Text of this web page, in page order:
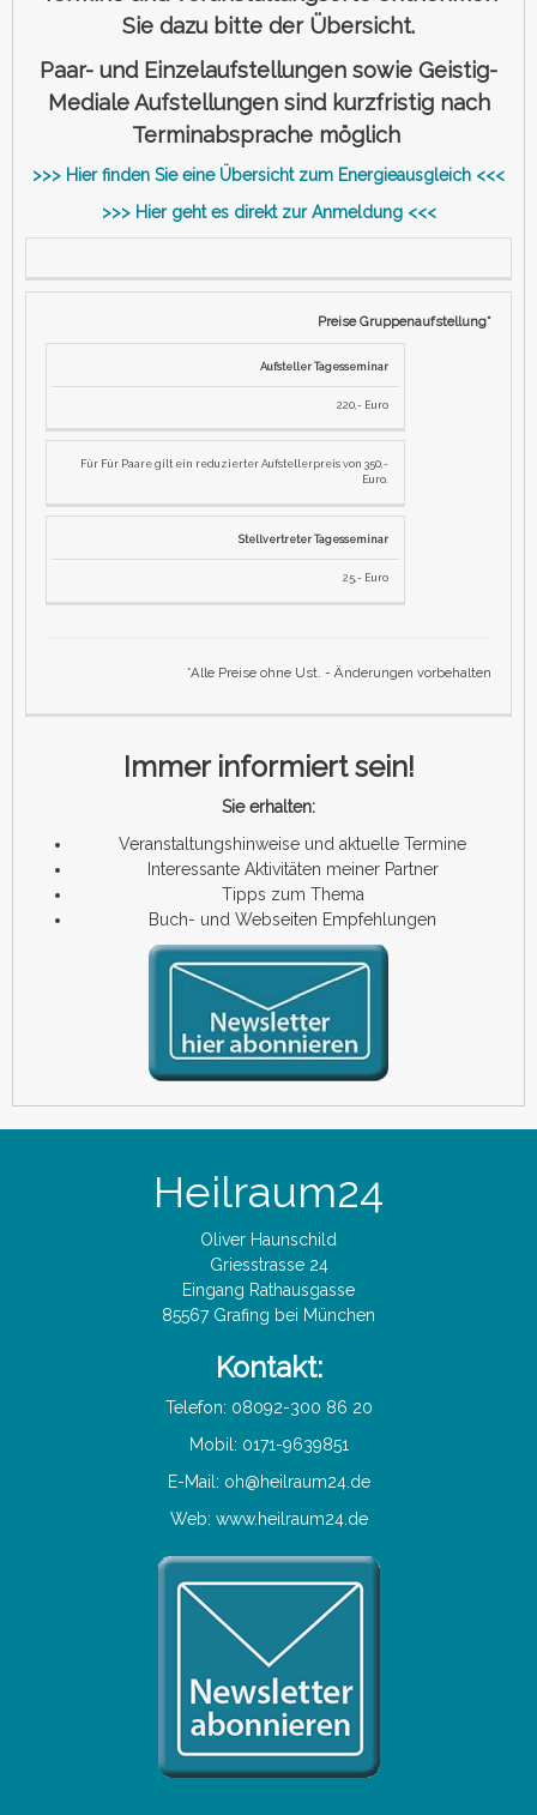
Sie dazu bitte der Übersicht.
Paar- und Einzelaufstellungen sowie Geistig-
Mediale Aufstellungen sind kurzfristig nach
Terminabsprache möglich
>>> Hier finden Sie eine Übersicht zum Energieausgleich <<<
>>> Hier geht es direkt zur Anmeldung <<<
Preise Gruppenaufstellung*
Aufsteller Tagesseminar
220,- Euro
Für Für Paare gilt ein reduzierter Aufstellerpreis von 350,-
Euro.
Stellvertreter Tagesseminar
25,- Euro
*Alle Preise ohne Ust. - Änderungen vorbehalten
Immer informiert sein!
Sie erhalten:
Veranstaltungshinweise und aktuelle Termine
Interessante Aktivitäten meiner Partner
Tipps zum Thema
Buch- und Webseiten Empfehlungen
Heilraum24
Oliver Haunschild
Griesstrasse 24
Eingang Rathausgasse
85567 Grafing bei München
Kontakt:
Telefon: 08092-300 86 20
Mobil: 0171-9639851
E-Mail: oh@heilraum24.de
Web: www.heilraum24.de